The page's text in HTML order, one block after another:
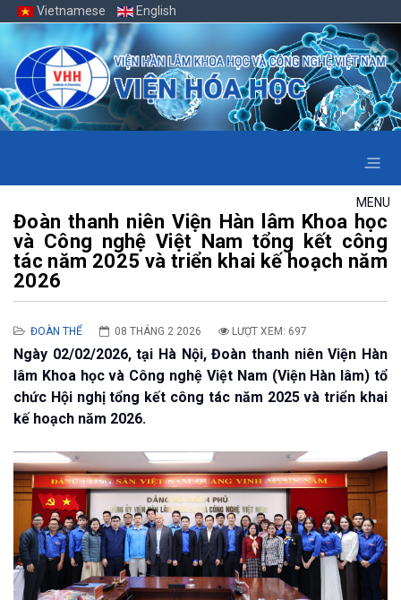
Vietnamese English
MENU
Đoàn thanh niên Viện Hàn lâm Khoa học
và Công nghệ Việt Nam tổng kết công
tác năm 2025 và triển khai kế hoạch năm
2026
ĐOÀN THỂ 08 THÁNG 2 2026 LƯỢT XEM: 697
Ngày 02/02/2026, tại Hà Nội, Đoàn thanh niên Viện Hàn
lâm Khoa học và Công nghệ Việt Nam (Viện Hàn lâm) tổ
chức Hội nghị tổng kết công tác năm 2025 và triển khai
kế hoạch năm 2026.